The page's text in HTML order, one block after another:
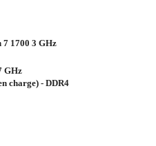
7 1700 3 GHz
GHz
charge) - DDR4